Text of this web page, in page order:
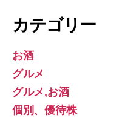
カテゴリー
お酒
グルメ
グルメ,お酒
個別、優待株